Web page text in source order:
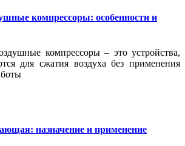
компрессоры: особенности и
компрессоры – это устройства,
для сжатия воздуха без применения
назначение и применение